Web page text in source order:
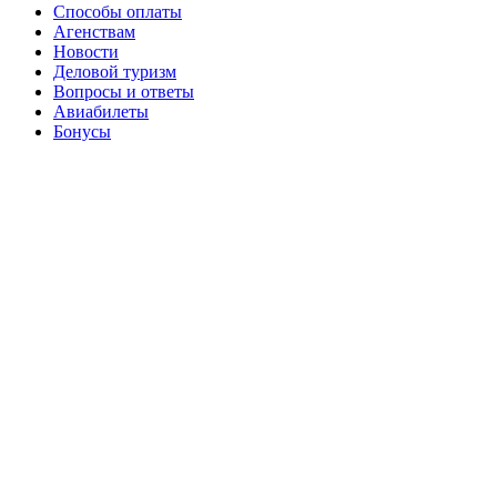
Cпособы оплаты
Агенствам
Новости
Деловой туризм
Вопросы и ответы
Авиабилеты
Бонусы